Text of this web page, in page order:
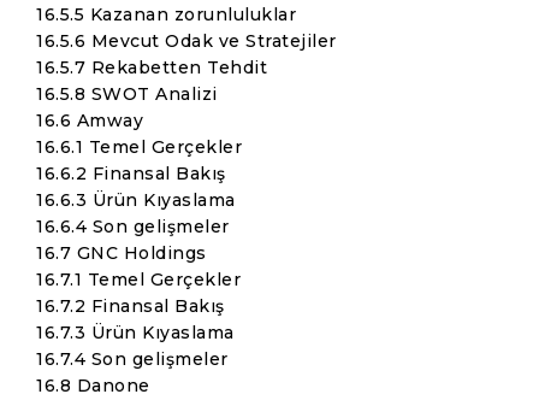
16.5.5 Kazanan zorunluluklar
16.5.6 Mevcut Odak ve Stratejiler
16.5.7 Rekabetten Tehdit
16.5.8 SWOT Analizi
16.6 Amway
16.6.1 Temel Gerçekler
16.6.2 Finansal Bakış
16.6.3 Ürün Kıyaslama
16.6.4 Son gelişmeler
16.7 GNC Holdings
16.7.1 Temel Gerçekler
16.7.2 Finansal Bakış
16.7.3 Ürün Kıyaslama
16.7.4 Son gelişmeler
16.8 Danone